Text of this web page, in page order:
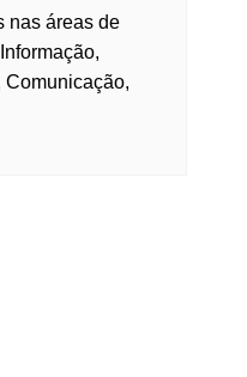
nas áreas de